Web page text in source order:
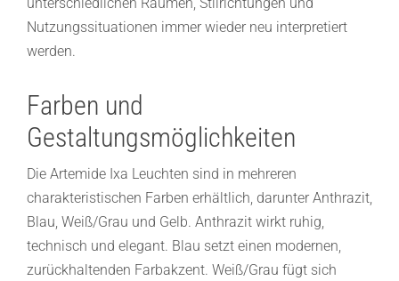
Nutzungssituationen immer wieder neu interpretiert
werden.
Farben und
Gestaltungsmöglichkeiten
Die Artemide Ixa Leuchten sind in mehreren
charakteristischen Farben erhältlich, darunter Anthrazit,
Blau, Weiß/Grau und Gelb. Anthrazit wirkt ruhig,
technisch und elegant. Blau setzt einen modernen,
zurückhaltenden Farbakzent. Weiß/Grau fügt sich